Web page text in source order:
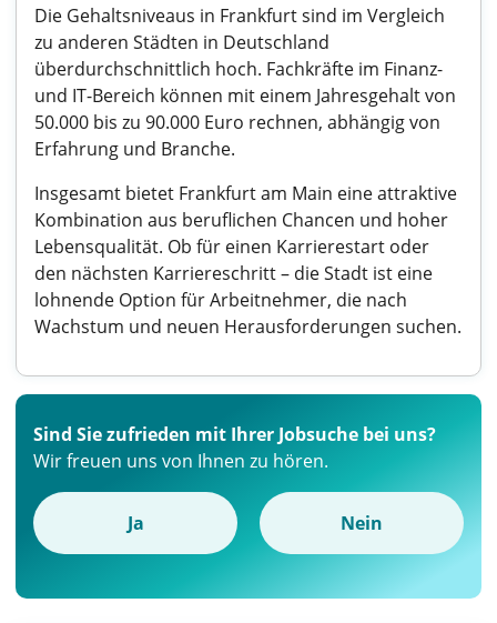
Die Gehaltsniveaus in Frankfurt sind im Vergleich
zu anderen Städten in Deutschland
überdurchschnittlich hoch. Fachkräfte im Finanz-
und IT-Bereich können mit einem Jahresgehalt von
50.000 bis zu 90.000 Euro rechnen, abhängig von
Erfahrung und Branche.
Insgesamt bietet Frankfurt am Main eine attraktive
Kombination aus beruflichen Chancen und hoher
Lebensqualität. Ob für einen Karrierestart oder
den nächsten Karriereschritt – die Stadt ist eine
lohnende Option für Arbeitnehmer, die nach
Wachstum und neuen Herausforderungen suchen.
Sind Sie zufrieden mit Ihrer Jobsuche bei uns?
Wir freuen uns von Ihnen zu hören.
Ja Nein